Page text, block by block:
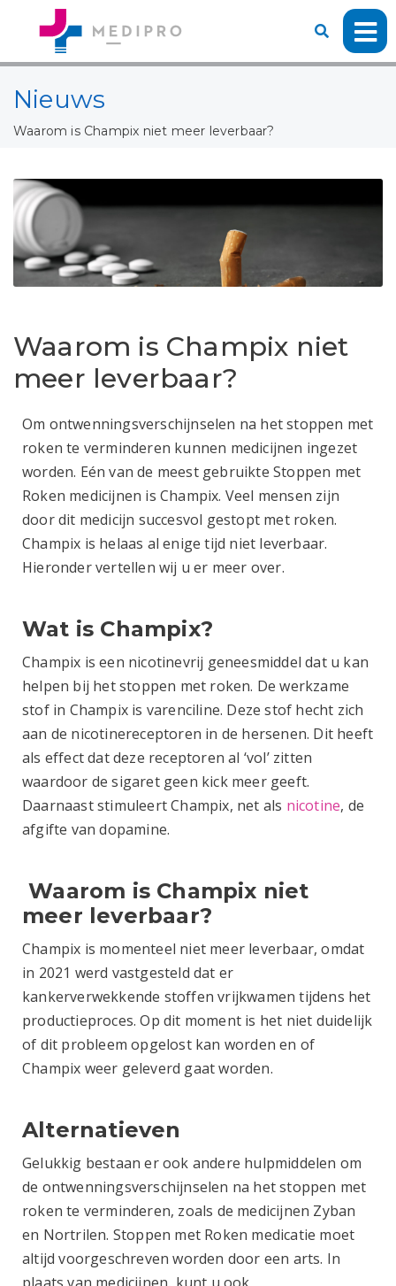
Nieuws
Waarom is Champix niet meer leverbaar?
Waarom is Champix niet
meer leverbaar?
Om ontwenningsverschijnselen na het stoppen met
roken te verminderen kunnen medicijnen ingezet
worden. Eén van de meest gebruikte Stoppen met
Roken medicijnen is Champix. Veel mensen zijn
door dit medicijn succesvol gestopt met roken.
Champix is helaas al enige tijd niet leverbaar.
Hieronder vertellen wij u er meer over.
Wat is Champix?
Champix is een nicotinevrij geneesmiddel dat u kan
helpen bij het stoppen met roken. De werkzame
stof in Champix is varenciline. Deze stof hecht zich
aan de nicotinereceptoren in de hersenen. Dit heeft
als effect dat deze receptoren al ‘vol’ zitten
waardoor de sigaret geen kick meer geeft.
Daarnaast stimuleert Champix, net als nicotine, de
afgifte van dopamine.
Waarom is Champix niet
meer leverbaar?
Champix is momenteel niet meer leverbaar, omdat
in 2021 werd vastgesteld dat er
kankerverwekkende stoffen vrijkwamen tijdens het
productieproces. Op dit moment is het niet duidelijk
of dit probleem opgelost kan worden en of
Champix weer geleverd gaat worden.
Alternatieven
Gelukkig bestaan er ook andere hulpmiddelen om
de ontwenningsverschijnselen na het stoppen met
roken te verminderen, zoals de medicijnen Zyban
en Nortrilen. Stoppen met Roken medicatie moet
altijd voorgeschreven worden door een arts. In